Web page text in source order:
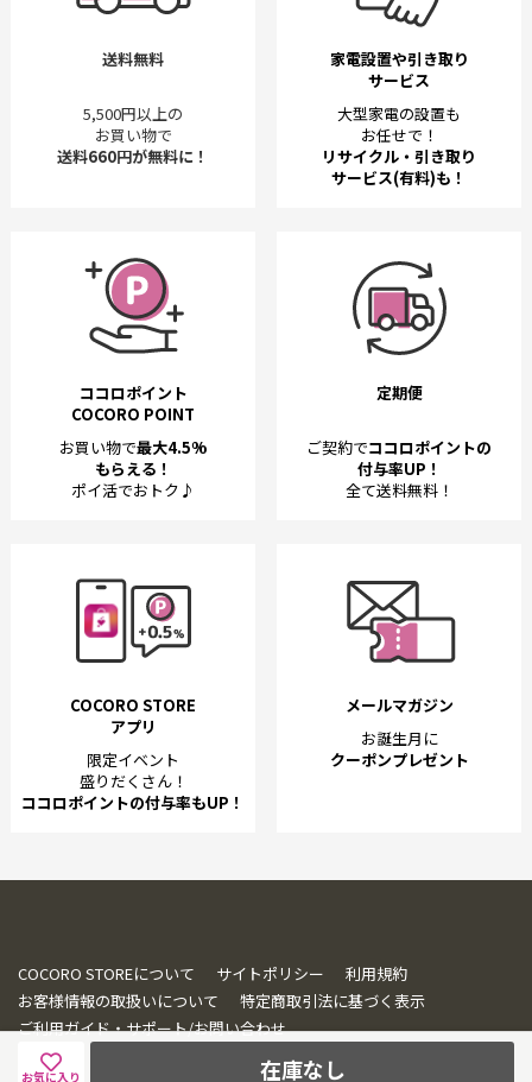
在庫なし
お気に入り
送料無料
5,500円以上の
お買い物で
送料660円が無料に！
家電設置や引き取り
サービス
大型家電の設置も
お任せで！
リサイクル・引き取り
サービス(有料)も！
ココロポイント
COCORO POINT
お買い物で最大4.5%
もらえる！
ポイ活でおトク♪
定期便
ご契約でココロポイントの
付与率UP！
全て送料無料！
COCORO STORE
アプリ
限定イベント
盛りだくさん！
ココロポイントの付与率もUP！
メールマガジン
お誕生月に
クーポンプレゼント
COCORO STOREについて サイトポリシー
利用規約
お客様情報の取扱いについて
特定商取引法に基づく表示
ご利用ガイド・サポート/お問い合わせ